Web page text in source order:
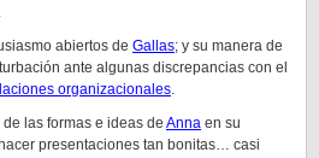
abiertos de Gallas; y su manera de
ante algunas discrepancias con el
organizacionales.
las formas e ideas de Anna en su
presentaciones tan bonitas… casi